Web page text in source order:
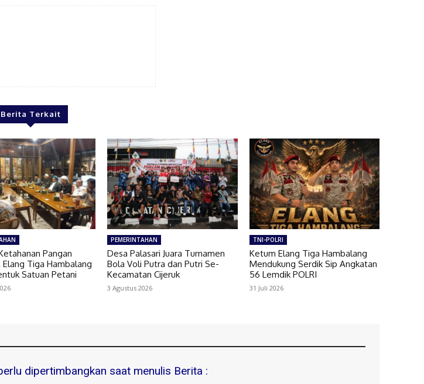
Berita Terkait
Pangan
Elang Tiga Hambalang
Satuan Petani
PEMERINTAHAN
Desa Palasari Juara Turnamen
Bola Voli Putra dan Putri Se-
Kecamatan Cijeruk
3 Agustus 2026
TNI-POLRI
Ketum Elang Tiga Hambalang
Mendukung Serdik Sip Angkatan
56 Lemdik POLRI
31 Juli 2026
dipertimbangkan saat menulis Berita :